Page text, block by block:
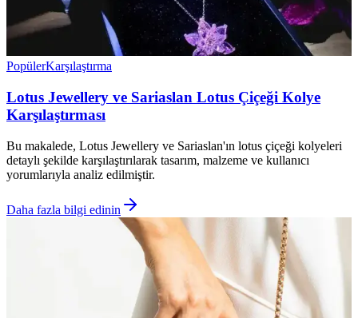
PopülerKarşılaştırma
Lotus Jewellery ve Sariaslan Lotus Çiçeği Kolye
Karşılaştırması
Bu makalede, Lotus Jewellery ve Sariaslan'ın lotus çiçeği kolyeleri
detaylı şekilde karşılaştırılarak tasarım, malzeme ve kullanıcı
yorumlarıyla analiz edilmiştir.
Daha fazla bilgi edinin